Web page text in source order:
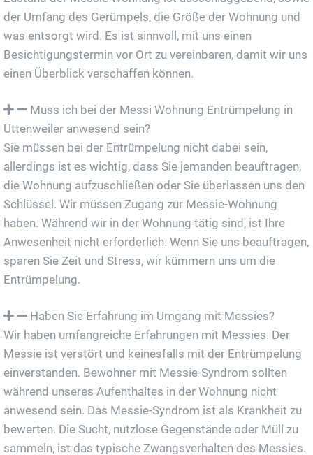
der Umfang des Gerümpels, die Größe der Wohnung und
was entsorgt wird. Es ist sinnvoll, mit uns einen
Besichtigungstermin vor Ort zu vereinbaren, damit wir uns
einen Überblick verschaffen können.
Muss ich bei der Messi Wohnung Entrümpelung in
Uttenweiler anwesend sein?
Sie müssen bei der Entrümpelung nicht dabei sein,
allerdings ist es wichtig, dass Sie jemanden beauftragen,
die Wohnung aufzuschließen oder Sie überlassen uns den
Schlüssel. Wir müssen Zugang zur Messie-Wohnung
haben. Während wir in der Wohnung tätig sind, ist Ihre
Anwesenheit nicht erforderlich. Wenn Sie uns beauftragen,
sparen Sie Zeit und Stress, wir kümmern uns um die
Entrümpelung.
Haben Sie Erfahrung im Umgang mit Messies?
Wir haben umfangreiche Erfahrungen mit Messies. Der
Messie ist verstört und keinesfalls mit der Entrümpelung
einverstanden. Bewohner mit Messie-Syndrom sollten
während unseres Aufenthaltes in der Wohnung nicht
anwesend sein. Das Messie-Syndrom ist als Krankheit zu
bewerten. Die Sucht, nutzlose Gegenstände oder Müll zu
sammeln, ist das typische Zwangsverhalten des Messies.